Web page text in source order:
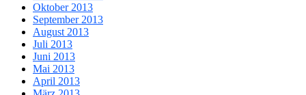
Oktober 2013
September 2013
August 2013
Juli 2013
Juni 2013
Mai 2013
April 2013